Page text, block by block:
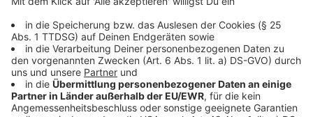
Düsseldorfer Weihnachtsmärkte 2025
Kulinarischer Weihnachtsmarkt-Test 2025: Wo
schmeckt’s?
Anzeige